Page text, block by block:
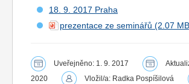
18. 9. 2017 Praha
prezentace ze seminářů
Uveřejněno: 1. 9. 2017
2020
Vložil/a: Radka Pospíšilová